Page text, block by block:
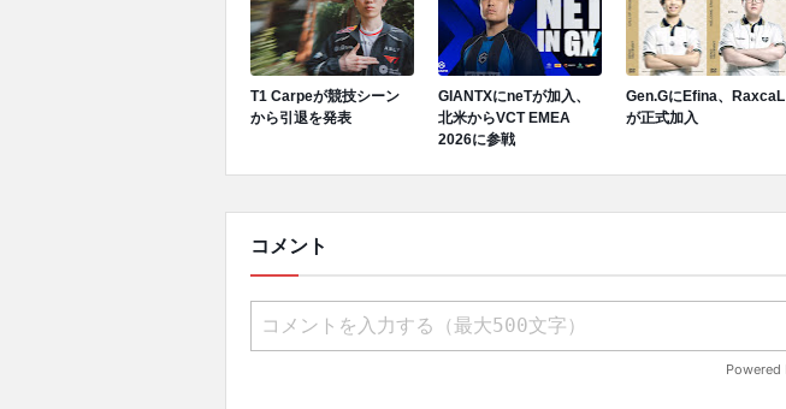
T1 Carpeが競技シーン
から引退を発表
GIANTXにneTが加入、
北米からVCT EMEA
2026に参戦
Gen.GにEfina、RaxcaL
が正式加入
コメント